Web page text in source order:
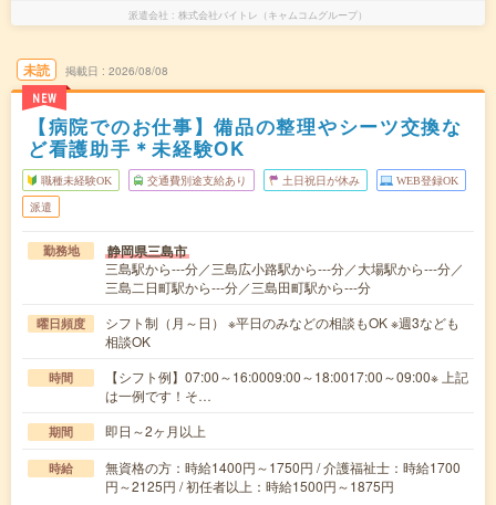
派遣会社 株式会社バイトレ（キャムコムグループ）
未読
NEW
掲載日 2026/08/08
【病院でのお仕事】備品の整理やシーツ交換な
ど看護助手＊未経験OK
職種未経験OK 交通費別途支給あり 土日祝日が休み WEB登録OK
派遣
勤務地 静岡県三島市
三島駅から---分／三島広小路駅から---分／大場駅から---分／
三島二日町駅から---分／三島田町駅から---分
曜日頻度
シフト制（月～日） ※平日のみなどの相談もOK ※週3なども
相談OK
時間
【シフト例】07:00～16:0009:00～18:0017:00～09:00※ 上記
は一例です！そ…
期間 即日～2ヶ月以上
時給
無資格の方：時給1400円～1750円 / 介護福祉士：時給1700
円～2125円 / 初任者以上：時給1500円～1875円